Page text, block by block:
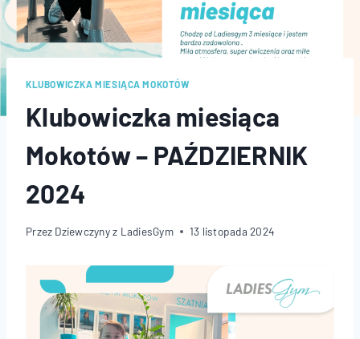
KLUBOWICZKA MIESIĄCA MOKOTÓW
Klubowiczka miesiąca
Mokotów – PAŹDZIERNIK
2024
Przez Dziewczyny z LadiesGym 13 listopada 2024